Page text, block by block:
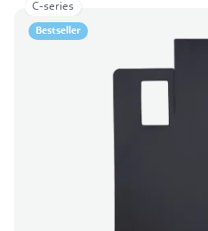
Bestseller
C-series